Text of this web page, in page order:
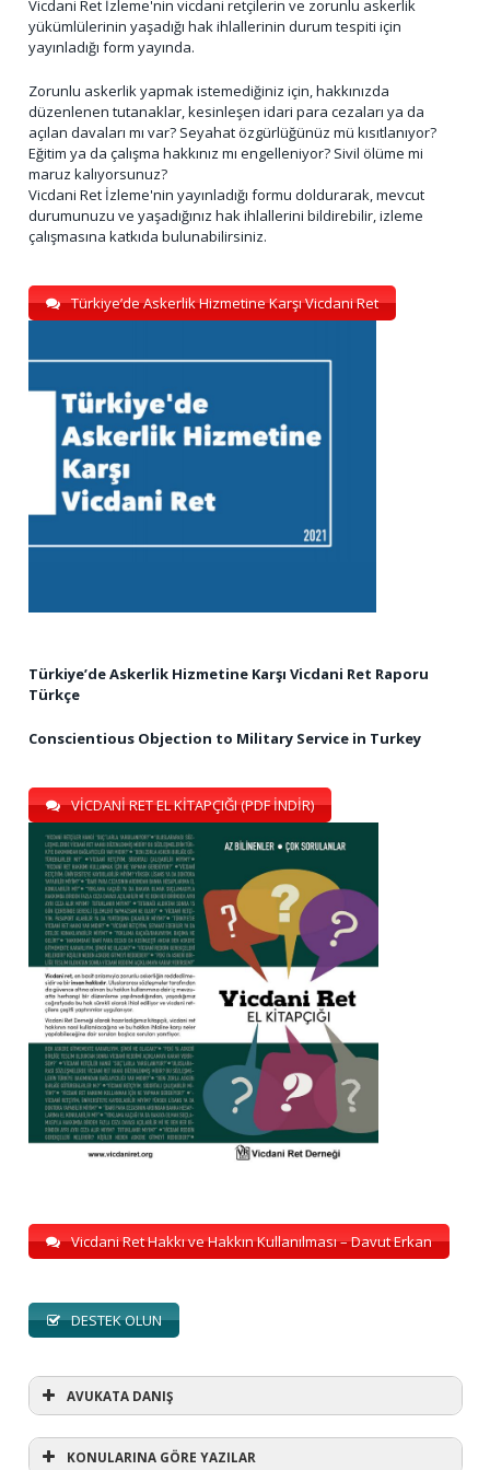
Vicdani Ret İzleme'nin vicdani retçilerin ve zorunlu askerlik
yükümlülerinin yaşadığı hak ihlallerinin durum tespiti için
yayınladığı form yayında.
Zorunlu askerlik yapmak istemediğiniz için, hakkınızda
düzenlenen tutanaklar, kesinleşen idari para cezaları ya da
açılan davaları mı var? Seyahat özgürlüğünüz mü kısıtlanıyor?
Eğitim ya da çalışma hakkınız mı engelleniyor? Sivil ölüme mi
maruz kalıyorsunuz?
Vicdani Ret İzleme'nin yayınladığı formu doldurarak, mevcut
durumunuzu ve yaşadığınız hak ihlallerini bildirebilir, izleme
çalışmasına katkıda bulunabilirsiniz.
Türkiye’de Askerlik Hizmetine Karşı Vicdani Ret
Türkiye’de Askerlik Hizmetine Karşı Vicdani Ret Raporu
Türkçe
Conscientious Objection to Military Service in Turkey
VİCDANİ RET EL KİTAPÇIĞI (PDF İNDİR)
Vicdani Ret Hakkı ve Hakkın Kullanılması – Davut Erkan
DESTEK OLUN
AVUKATA DANIŞ
KONULARINA GÖRE YAZILAR